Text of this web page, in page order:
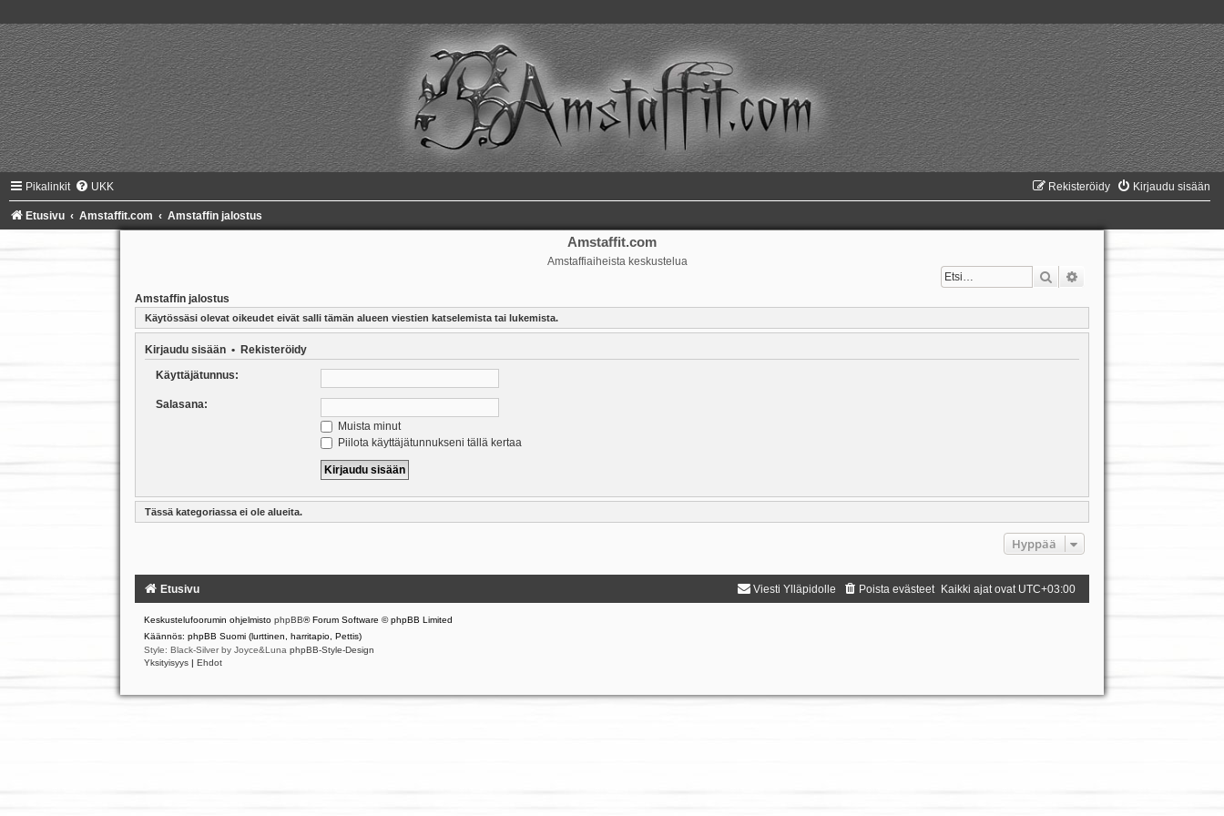
Pikalinkit UKK Kirjaudu sisään
Rekisteröidy
Etusivu Amstaffit.com Amstaffin jalostus
Amstaffit.com
Amstaffiaiheista keskustelua
Etsi
Amstaffin jalostus
Käytössäsi olevat oikeudet eivät salli tämän alueen viestien katselemista tai lukemista.
Kirjaudu sisään• Rekisteröidy
Käyttäjätunnus:
Salasana:
Muista minut
Piilota käyttäjätunnukseni tällä kertaa
Tässä kategoriassa ei ole alueita.
Hyppää
Etusivu Kaikki ajat ovat UTC+03:00
Poista evästeet
Viesti Ylläpidolle
Keskustelufoorumin ohjelmisto phpBB® Forum Software © phpBB Limited
Käännös: phpBB Suomi (lurttinen, harritapio, Pettis)
Style: Black-Silver by Joyce&Luna phpBB-Style-Design
Yksityisyys | Ehdot